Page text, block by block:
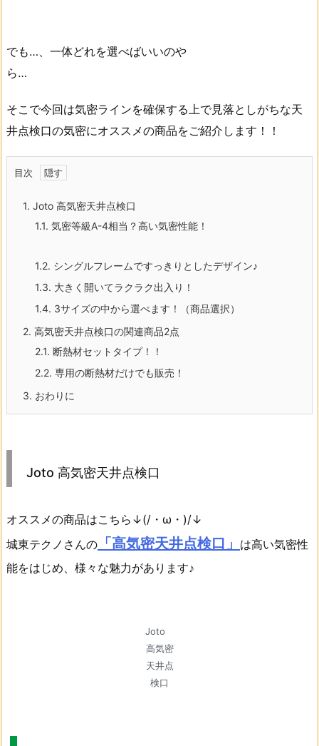
でも…、一体どれを選べばいいのや
そこで今回は気密ラインを確保する上で見落としがちな天
井点検口の気密にオススメの商品をご紹介します！！
目次
1. Joto 高気密天井点検口
1.1. 気密等級A-4相当？高い気密性能！
1.2. シングルフレームですっきりとしたデザイン♪
1.3. 大きく開いてラクラク出入り！
1.4. 3サイズの中から選べます！（商品選択）
2. 高気密天井点検口の関連商品2点
2.1. 断熱材セットタイプ！！
2.2. 専用の断熱材だけでも販売！
3. おわりに
Joto 高気密天井点検口
オススメの商品はこちら↓(/・ω・)/↓
城東テクノさんの 「高気密天井点検口」 は高い気密性
能をはじめ、様々な魅力があります♪
Joto
高気密
天井点
検口